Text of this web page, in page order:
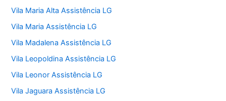
Vila Maria Alta Assistência LG
Vila Maria Assistência LG
Vila Madalena Assistência LG
Vila Leopoldina Assistência LG
Vila Leonor Assistência LG
Vila Jaguara Assistência LG